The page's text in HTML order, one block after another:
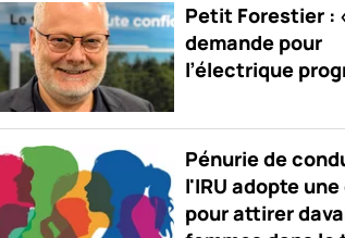
Petit Forestier :
demande pour
l’électrique
Pénurie de
l'IRU adopte
pour attirer